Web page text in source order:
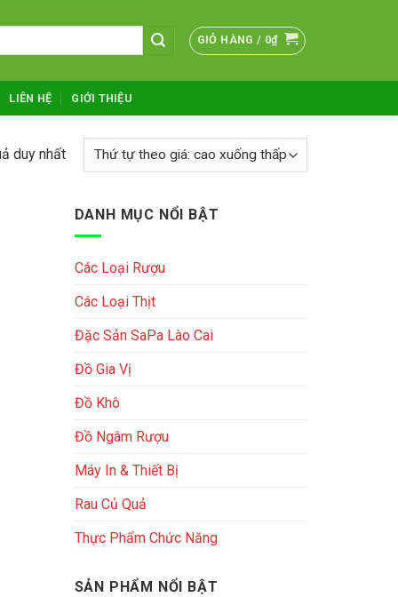
GIỎ HÀNG / 0₫
LIÊN HỆ GIỚI THIỆU
duy nhất
DANH MỤC NỔI BẬT
Các Loại Rượu
Các Loại Thịt
Đặc Sản SaPa Lào Cai
Đồ Gia Vị
Đồ Khô
Đồ Ngâm Rượu
Máy In & Thiết Bị
Rau Củ Quả
Thực Phẩm Chức Năng
SẢN PHẨM NỔI BẬT